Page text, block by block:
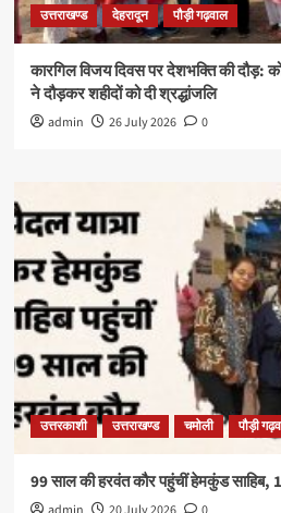
उत्तराखण्ड देहरादून पौड़ी गढ़वाल
कारगिल विजय दिवस पर देशभक्ति की दौड़:
ने दौड़कर शहीदों को दी श्रद्धांजलि
admin 26 July 2026 0
उत्तरकाशी उत्तराखण्ड चमोली पौड़ी
99 साल की हरवंत कौर पहुंचीं हेमकुंड